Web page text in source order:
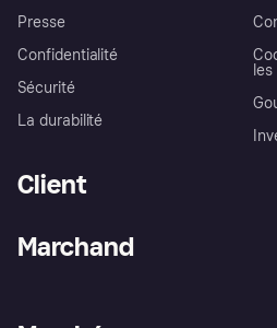
Presse
Confidentialité
Sécurité
La durabilité
Client
Marchand